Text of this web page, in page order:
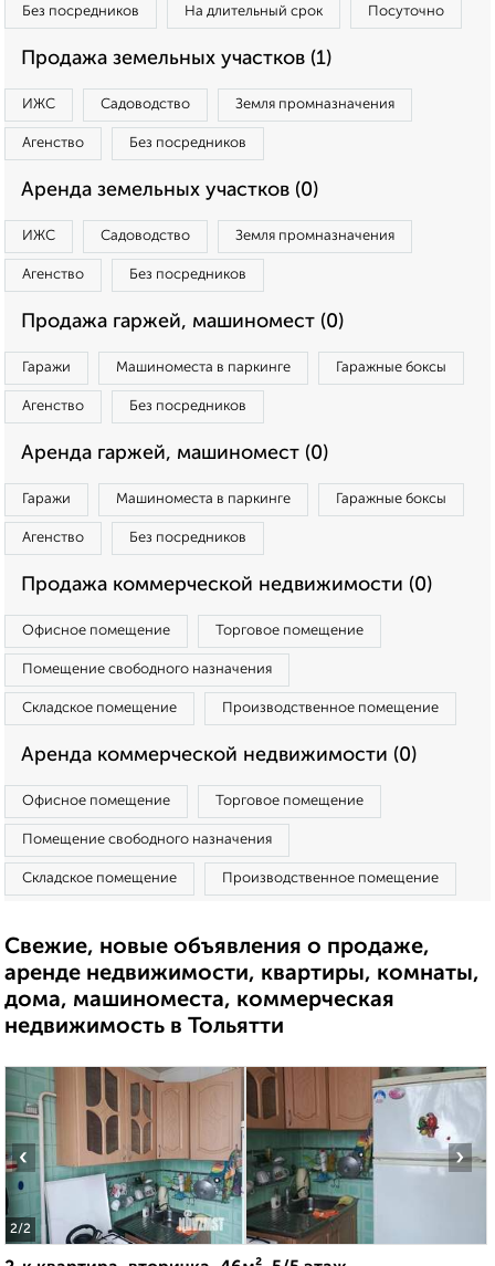
Без посредников На длительный срок Посуточно
Продажа земельных участков (1)
ИЖС Садоводство Земля промназначения
Агенство Без посредников
Аренда земельных участков (0)
ИЖС Садоводство Земля промназначения
Агенство Без посредников
Продажа гаржей, машиномест (0)
Гаражи Машиноместа в паркинге Гаражные боксы
Агенство Без посредников
Аренда гаржей, машиномест (0)
Гаражи Машиноместа в паркинге Гаражные боксы
Агенство Без посредников
Продажа коммерческой недвижимости (0)
Офисное помещение Торговое помещение
Помещение свободного назначения
Складское помещение Производственное помещение
Аренда коммерческой недвижимости (0)
Офисное помещение Торговое помещение
Помещение свободного назначения
Складское помещение Производственное помещение
Свежие, новые объявления о продаже,
аренде недвижимости, квартиры, комнаты,
дома, машиноместа, коммерческая
недвижимость в Тольятти
2/2
‹ ›